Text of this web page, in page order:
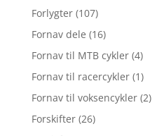
Forlygter (107)
Fornav dele (16)
Fornav til MTB cykler (4)
Fornav til racercykler (1)
Fornav til voksencykler (2)
Forskifter (26)